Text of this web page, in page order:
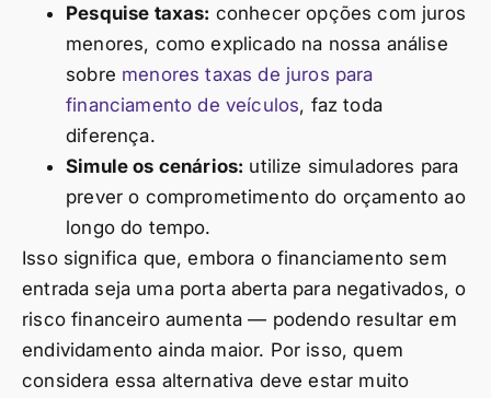
Pesquise taxas: conhecer opções com juros
menores, como explicado na nossa análise
sobre menores taxas de juros para
financiamento de veículos, faz toda
diferença.
Simule os cenários: utilize simuladores para
prever o comprometimento do orçamento ao
longo do tempo.
Isso significa que, embora o financiamento sem
entrada seja uma porta aberta para negativados, o
risco financeiro aumenta — podendo resultar em
endividamento ainda maior. Por isso, quem
considera essa alternativa deve estar muito